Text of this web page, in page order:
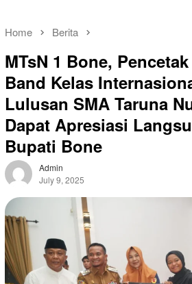
Home Berita
MTsN 1 Bone,
Band Kelas
Lulusan SMA Taruna
Dapat Apresiasi
Bupati Bone
Admin
July 9, 2025